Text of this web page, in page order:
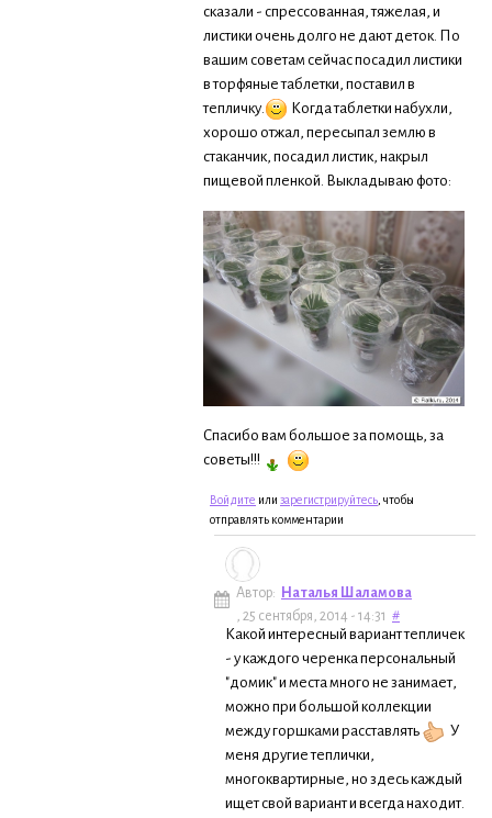
сказали - спрессованная, тяжелая, и
листики очень долго не дают деток. По
вашим советам сейчас посадил листики
в торфяные таблетки, поставил в
тепличку.
Когда таблетки набухли,
хорошо отжал, пересыпал землю в
стаканчик, посадил листик, накрыл
пищевой пленкой. Выкладываю фото:
Спасибо вам большое за помощь, за
советы!!!
Войдите или зарегистрируйтесь , чтобы
отправлять комментарии
Автор: Наталья Шаламова
, 25 сентября, 2014 - 14:31 #
Какой интересный вариант тепличек
- у каждого черенка персональный
"домик" и места много не занимает,
можно при большой коллекции
между горшками расставлять
У
меня другие теплички,
многоквартирные, но здесь каждый
ищет свой вариант и всегда находит.